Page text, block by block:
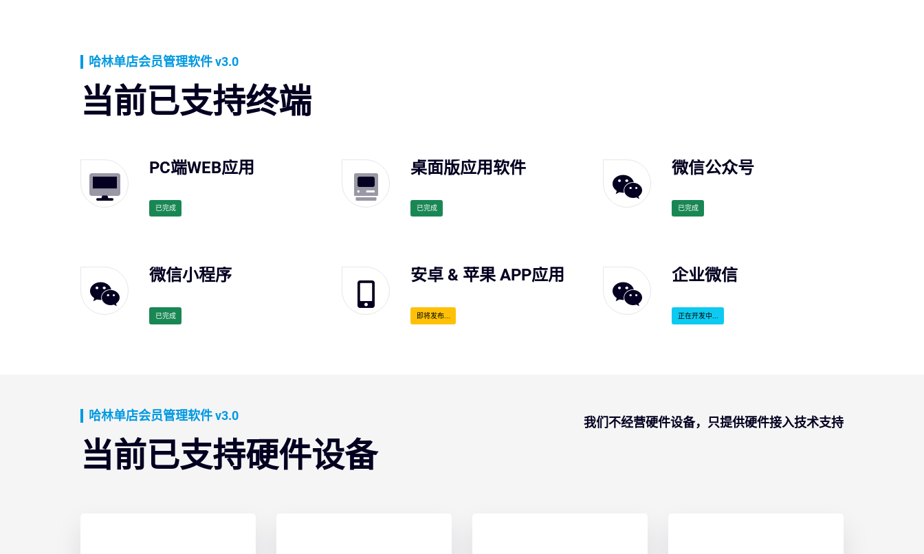
哈林单店会员管理软件 v3.0
当前已支持终端
PC端WEB应用
已完成
桌面版应用软件
已完成
微信公众号
已完成
微信小程序
已完成
安卓 & 苹果 APP应用
即将发布...
企业微信
正在开发中...
哈林单店会员管理软件 v3.0
当前已支持硬件设备
我们不经营硬件设备，只提供硬件接入技术支持